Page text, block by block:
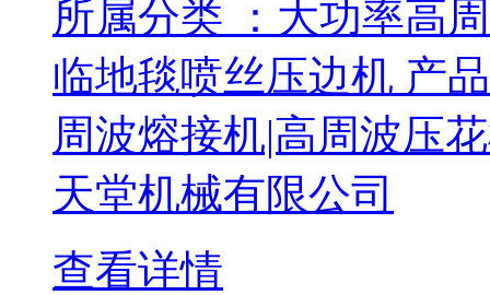
所属分类 ：大功率高
临地毯喷丝压边机 产
周波熔接机|高周波压花机
天堂机械有限公司
查看详情